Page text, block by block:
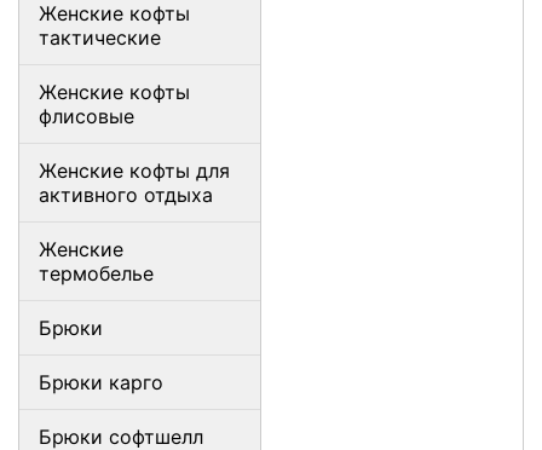
Женские кофты
тактические
Женские кофты
флисовые
Женские кофты для
активного отдыха
Женские
термобелье
Брюки
Брюки карго
Брюки софтшелл